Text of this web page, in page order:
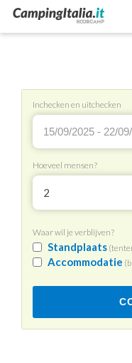
Inchecken en uitchecken
Hoeveel mensen?
2
Waar wil je verblijven?
Standplaats
Accommodatie